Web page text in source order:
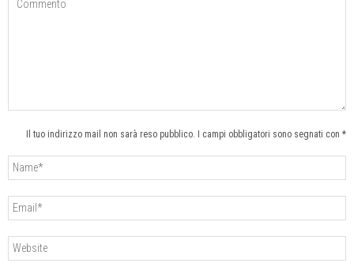
Il tuo indirizzo mail non sarà reso pubblico. I campi obbligatori sono segnati con *